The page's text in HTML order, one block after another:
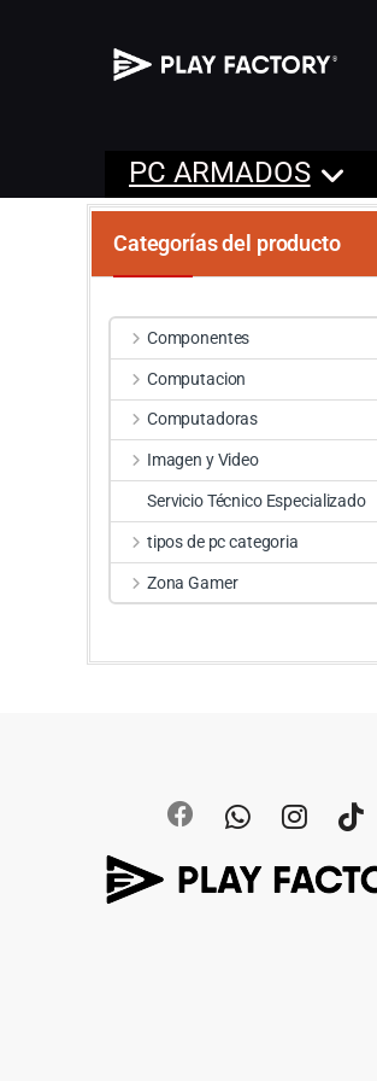
PC ARMADOS
Categorías del producto
Componentes
Computacion
Computadoras
Imagen y Video
Servicio Técnico Especializado
tipos de pc categoria
Zona Gamer